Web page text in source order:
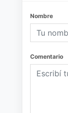
Nombre
Comentario